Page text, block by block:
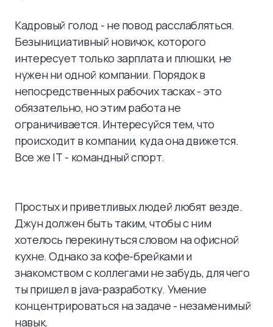
Кадровый голод - не повод расслабляться.
Безынициативный новичок, которого
интересует только зарплата и плюшки, не
нужен ни одной компании. Порядок в
непосредственных рабочих тасках - это
обязательно, но этим работа не
ограничивается. Интересуйся тем, что
происходит в компании, куда она движется.
Все же IТ - командный спорт.
Простых и приветливых людей любят везде.
Джун должен быть таким, чтобы с ним
хотелось перекинуться словом на офисной
кухне. Однако за кофе-брейками и
знакомством с коллегами не забудь, для чего
ты пришел в java-разработку. Умение
концентрироваться на задаче - незаменимый
навык.